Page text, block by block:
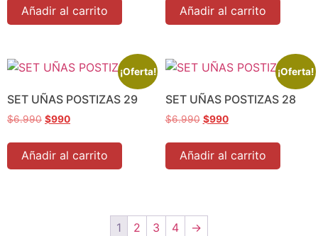
Añadir al carrito Añadir al carrito
¡Oferta!
SET UÑAS POSTIZAS 29
$6.990 $990
Añadir al carrito
¡Oferta!
SET UÑAS POSTIZAS 28
$6.990 $990
Añadir al carrito
1 2 3 4 →